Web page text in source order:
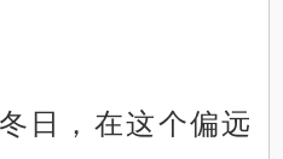
日，在这个偏远